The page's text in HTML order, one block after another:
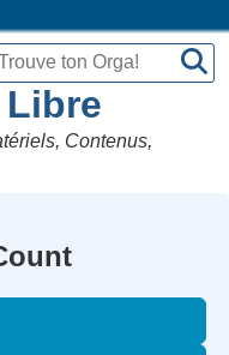
Contenus,